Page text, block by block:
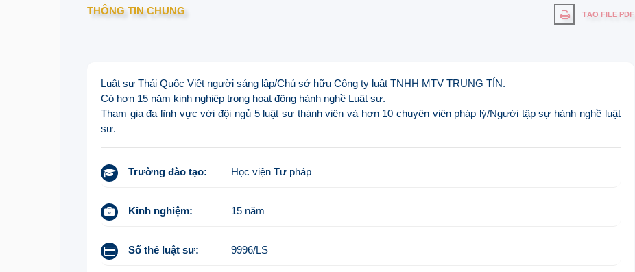
THÔNG TIN CHUNG TẠO FILE PDF
Luật sư Thái Quốc Việt người sáng lập/Chủ sở hữu Công ty luật TNHH MTV TRUNG TÍN.
Có hơn 15 năm kinh nghiệp trong hoạt động hành nghề Luật sư.
Tham gia đa lĩnh vực với đội ngủ 5 luật sư thành viên và hơn 10 chuyên viên pháp lý/Người tập sự hành nghề luật
sư.
Trường đào tạo: Học viện Tư pháp
Kinh nghiệm: 15 năm
Số thẻ luật sư: 9996/LS